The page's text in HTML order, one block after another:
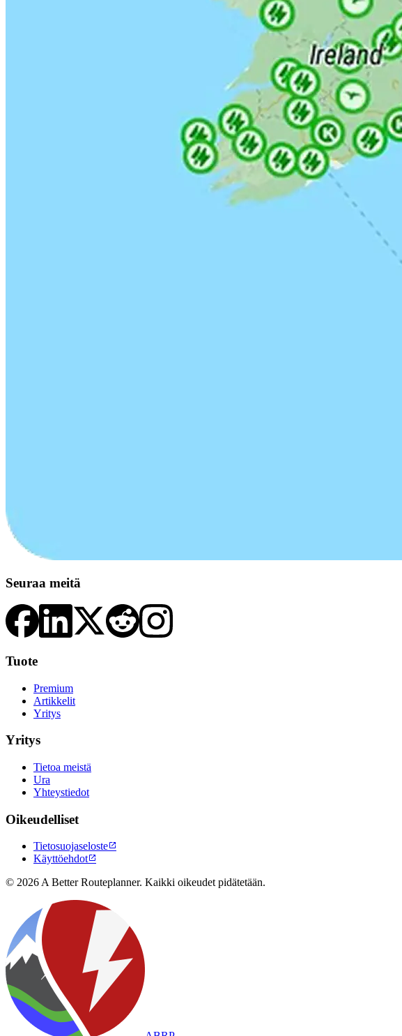
Seuraa meitä
Tuote
Premium
Artikkelit
Yritys
Yritys
Tietoa meistä
Ura
Yhteystiedot
Oikeudelliset
Tietosuojaseloste
Käyttöehdot
© 2026 A Better Routeplanner. Kaikki oikeudet pidätetään.